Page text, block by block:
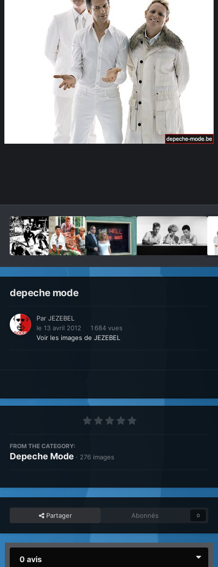
depeche mode
Par JEZEBEL
le 13 avril 2012
1 684 vues
Voir les images de JEZEBEL
FROM THE CATEGORY:
Depeche Mode · 276 images
Partager Abonnés 0
0 avis